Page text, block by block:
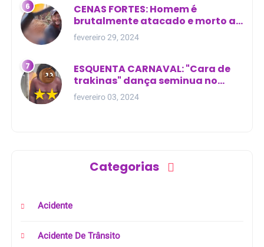
CENAS FORTES: Homem é
brutalmente atacado e morto a
golpes de facão em joão lisboa
fevereiro 29, 2024
ESQUENTA CARNAVAL: "Cara de
trakinas" dança seminua no
meio da rua na Bahia
fevereiro 03, 2024
Categorias
Acidente
Acidente De Trânsito